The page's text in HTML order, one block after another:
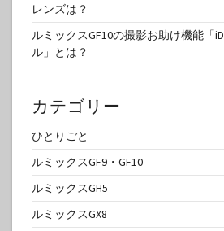
レンズは？
ルミックスGF10の撮影お助け機能「
ル」とは？
カテゴリー
ひとりごと
ルミックスGF9・GF10
ルミックスGH5
ルミックスGX8